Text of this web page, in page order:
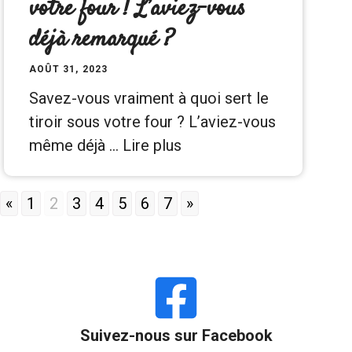
votre four ! L’aviez-vous
déjà remarqué ?
AOÛT 31, 2023
Savez-vous vraiment à quoi sert le
tiroir sous votre four ? L’aviez-vous
même déjà … Lire plus
« 1 2 3 4 5 6 7 »
Suivez-nous sur Facebook